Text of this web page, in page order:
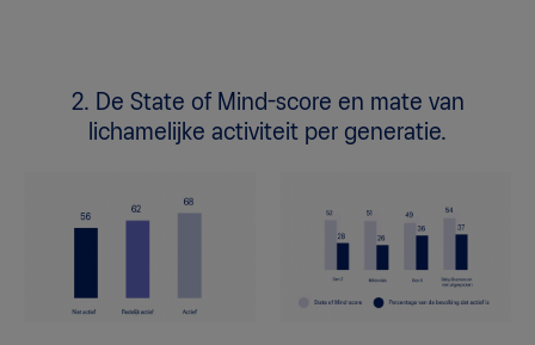
2. De State of Mind-score en mate van
lichamelijke activiteit per generatie.